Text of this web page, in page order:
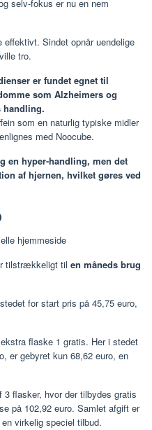
selv-fokus er nu en nem
Sindet opnår uendelige
tro.
er fundet egnet til
som Alzheimers og
handling.
som en naturlig typiske midler
med Noocube.
en hyper-handling, men det
af hjernen, hvilket gøres ved
hjemmeside
tilstrækkeligt til en måneds brug
for start pris på 45,75 euro,
flaske 1 gratis. Her i stedet
er gebyret kun 68,62 euro, en
flasker, hvor der tilbydes gratis
på 102,92 euro. Samlet afgift er
virkelig speciel tilbud.